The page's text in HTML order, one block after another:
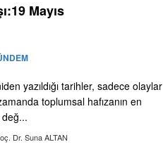
Mayıs
yazıldığı tarihler, sadece olaylar
toplumsal hafızanın en
değ...
Dr. Suna ALTAN